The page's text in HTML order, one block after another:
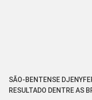
SÃO-BENTENSE
RESULTADO DENTRE AS